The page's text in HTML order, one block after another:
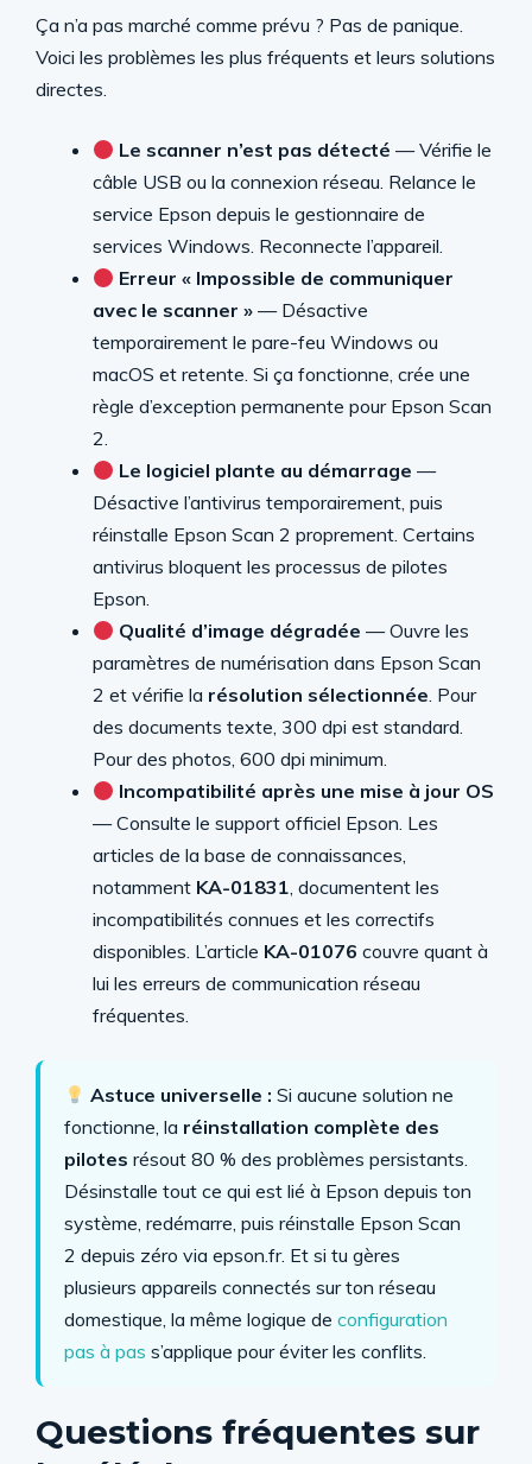
Ça n’a pas marché comme prévu ? Pas de panique.
Voici les problèmes les plus fréquents et leurs solutions
directes.
Le scanner n’est pas détecté — Vérifie le
câble USB ou la connexion réseau. Relance le
service Epson depuis le gestionnaire de
services Windows. Reconnecte l’appareil.
Erreur « Impossible de communiquer
avec le scanner » — Désactive
temporairement le pare-feu Windows ou
macOS et retente. Si ça fonctionne, crée une
règle d’exception permanente pour Epson Scan
2.
Le logiciel plante au démarrage —
Désactive l’antivirus temporairement, puis
réinstalle Epson Scan 2 proprement. Certains
antivirus bloquent les processus de pilotes
Epson.
Qualité d’image dégradée — Ouvre les
paramètres de numérisation dans Epson Scan
2 et vérifie la résolution sélectionnée. Pour
des documents texte, 300 dpi est standard.
Pour des photos, 600 dpi minimum.
Incompatibilité après une mise à jour OS
— Consulte le support officiel Epson. Les
articles de la base de connaissances,
notamment KA-01831, documentent les
incompatibilités connues et les correctifs
disponibles. L’article KA-01076 couvre quant à
lui les erreurs de communication réseau
fréquentes.
Astuce universelle : Si aucune solution ne
fonctionne, la réinstallation complète des
pilotes résout 80 % des problèmes persistants.
Désinstalle tout ce qui est lié à Epson depuis ton
système, redémarre, puis réinstalle Epson Scan
2 depuis zéro via epson.fr. Et si tu gères
plusieurs appareils connectés sur ton réseau
domestique, la même logique de configuration
pas à pas s’applique pour éviter les conflits.
Questions fréquentes sur